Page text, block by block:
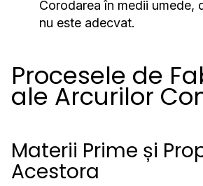
Corodarea în medii umede,
nu este adecvat.
Procesele de
ale Arcurilor
Materii Prime și
Acestora